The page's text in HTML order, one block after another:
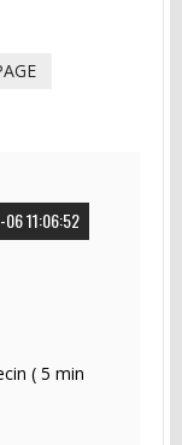
11:06:52
( 5 min